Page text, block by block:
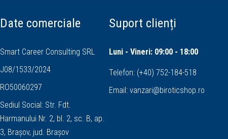
Date comerciale
Smart Career Consulting SRL
J08/1533/2024
RO50060297
Sediul Social: Str. Fdt.
Harmanului Nr. 2, bl. 2, sc. B, ap.
3, Brașov, jud. Brașov
Suport clienți
Luni - Vineri: 09:00 - 18:00
Telefon: (+40) 752-184-518
Email:vanzari@biroticshop.ro